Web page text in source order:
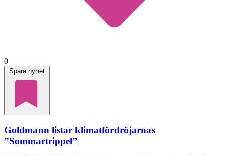
0
Spara nyhet
Goldmann listar klimatfördröjarnas
”Sommartrippel”